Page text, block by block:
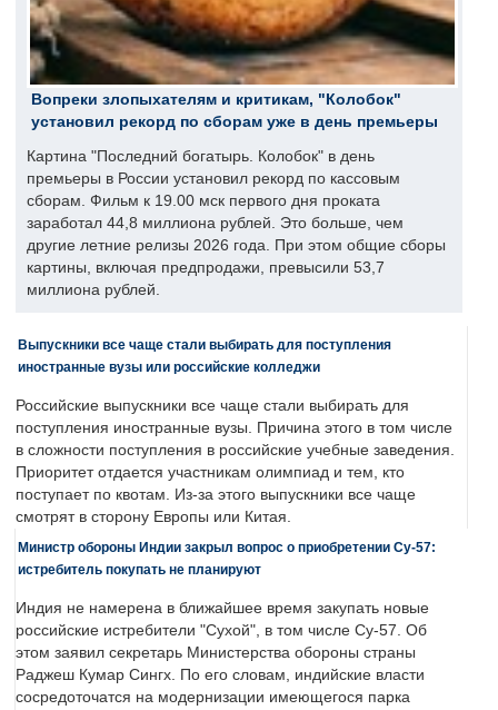
Вопреки злопыхателям и критикам, "Колобок"
установил рекорд по сборам уже в день премьеры
Картина "Последний богатырь. Колобок" в день
премьеры в России установил рекорд по кассовым
сборам. Фильм к 19.00 мск первого дня проката
заработал 44,8 миллиона рублей. Это больше, чем
другие летние релизы 2026 года. При этом общие сборы
картины, включая предпродажи, превысили 53,7
миллиона рублей.
Выпускники все чаще стали выбирать для поступления
иностранные вузы или российские колледжи
Российские выпускники все чаще стали выбирать для
поступления иностранные вузы. Причина этого в том числе
в сложности поступления в российские учебные заведения.
Приоритет отдается участникам олимпиад и тем, кто
поступает по квотам. Из-за этого выпускники все чаще
смотрят в сторону Европы или Китая.
Министр обороны Индии закрыл вопрос о приобретении Су-57:
истребитель покупать не планируют
Индия не намерена в ближайшее время закупать новые
российские истребители "Сухой", в том числе Су-57. Об
этом заявил секретарь Министерства обороны страны
Раджеш Кумар Сингх. По его словам, индийские власти
сосредоточатся на модернизации имеющегося парка